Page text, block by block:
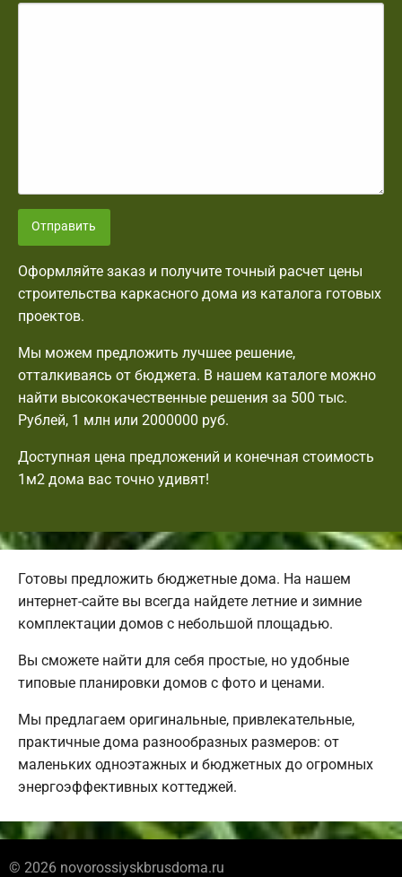
Отправить
Оформляйте заказ и получите точный расчет цены
строительства каркасного дома из каталога готовых
проектов.
Мы можем предложить лучшее решение,
отталкиваясь от бюджета. В нашем каталоге можно
найти высококачественные решения за 500 тыс.
Рублей, 1 млн или 2000000 руб.
Доступная цена предложений и конечная стоимость
1м2 дома вас точно удивят!
Готовы предложить бюджетные дома. На нашем
интернет-сайте вы всегда найдете летние и зимние
комплектации домов с небольшой площадью.
Вы сможете найти для себя простые, но удобные
типовые планировки домов с фото и ценами.
Мы предлагаем оригинальные, привлекательные,
практичные дома разнообразных размеров: от
маленьких одноэтажных и бюджетных до огромных
энергоэффективных коттеджей.
© 2026 novorossiyskbrusdoma.ru